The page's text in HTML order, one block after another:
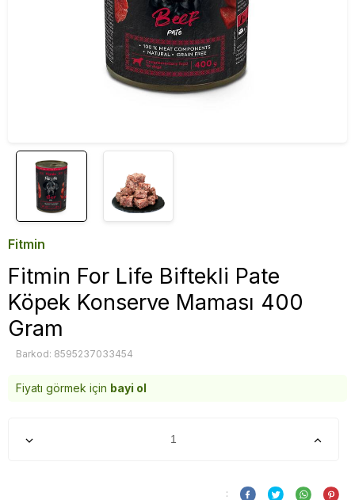
Fitmin
Fitmin For Life Biftekli Pate
Köpek Konserve Maması 400
Gram
Barkod: 8595237033454
Fiyatı görmek için bayi ol
: